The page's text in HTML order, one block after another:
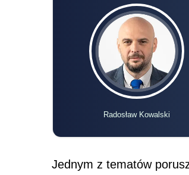
Radosław Kowalski
Jednym z tematów